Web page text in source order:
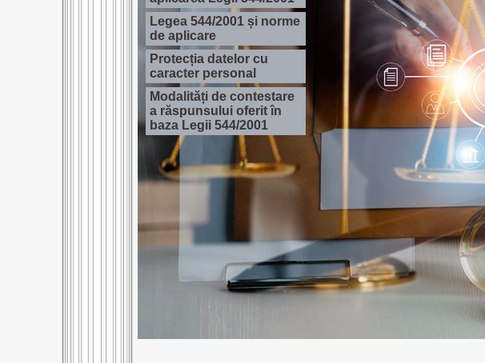
Legea 544/2001 și norme
de aplicare
Protecția datelor cu
caracter personal
Modalități de contestare
a răspunsului oferit în
baza Legii 544/2001